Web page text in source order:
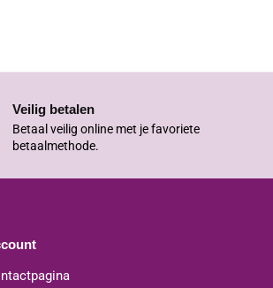
Veilig betalen
Betaal veilig online met je favoriete
betaalmethode.